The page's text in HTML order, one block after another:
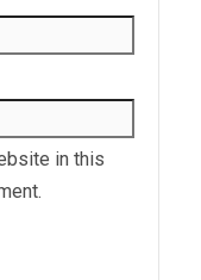
in this